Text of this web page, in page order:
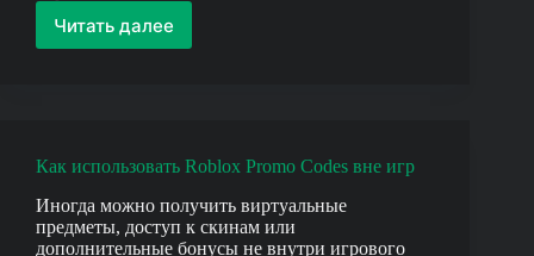
Читать далее
Как
акции
Как использовать Roblox Promo Codes вне игр
Иногда можно получить виртуальные
предметы, доступ к скинам или
дополнительные бонусы не внутри игрового